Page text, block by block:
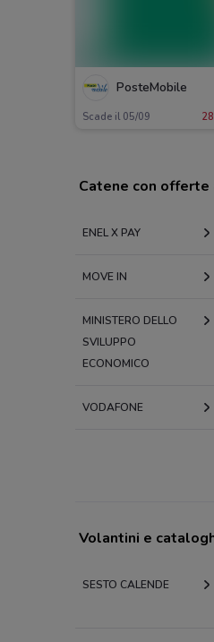
PosteMobile
Scade il 05/09
Catene con
ENEL X PAY
MOVE IN
MINISTERO DELLO
SVILUPPO
ECONOMICO
VODAFONE
Volantini e
SESTO CALENDE